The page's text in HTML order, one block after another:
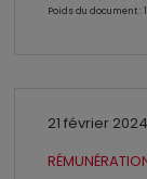
Poids du document :
21 février 2024